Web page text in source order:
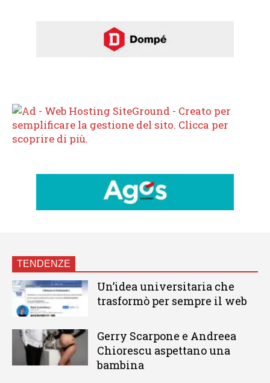
TENDENZE
Un’idea universitaria che
trasformò per sempre il web
Gerry Scarpone e Andreea
Chiorescu aspettano una
bambina